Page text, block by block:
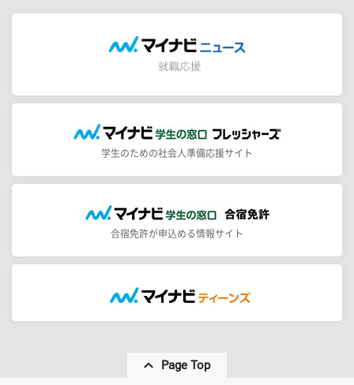
学生のための社会人準備応援サイト
合宿免許が申込める情報サイト
Page Top